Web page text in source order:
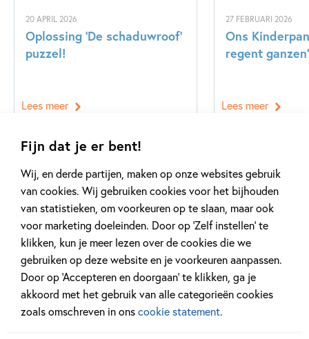
Fijn dat je er bent!
Wij, en derde partijen, maken op onze websites gebruik
van cookies. Wij gebruiken cookies voor het bijhouden
van statistieken, om voorkeuren op te slaan, maar ook
voor marketing doeleinden. Door op ‘Zelf instellen’ te
klikken, kun je meer lezen over de cookies die we
gebruiken op deze website en je voorkeuren aanpassen.
Door op ‘Accepteren en doorgaan’ te klikken, ga je
akkoord met het gebruik van alle categorieën cookies
zoals omschreven in onscookie statement.
20 APRIL 2026
Oplossing ‘De schaduwroof’
puzzel!
Lees meer
27 FEBRUARI 2026
Ons
regent ganzen’
Lees meer
Meer van deze auteur